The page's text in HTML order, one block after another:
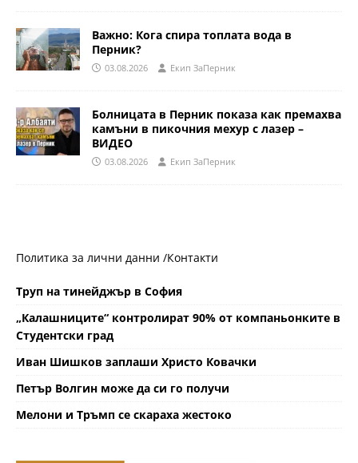
Важно: Кога спира топлата вода в
Перник?
03.08.2026 Eкип ЗаПерник
Болницата в Перник показа как премахва
камъни в пикочния мехур с лазер –
ВИДЕО
03.08.2026 Eкип ЗаПерник
Политика за лични данни /Контакти
Труп на тинейджър в София
„Калашниците“ контролират 90% от компаньонките в
Студентски град
Иван Шишков заплаши Христо Ковачки
Петър Волгин може да си го получи
Мелони и Тръмп се скараха жестоко